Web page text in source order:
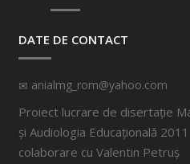
DATE DE CONTACT
anialmg_rom@yahoo.com
Proiect lucrare de disertație
și Audiologia Educațională
colaborare cuValentin Petruș